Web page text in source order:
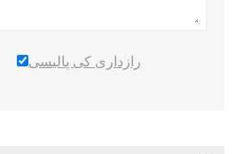
رازداری کی پالیسی